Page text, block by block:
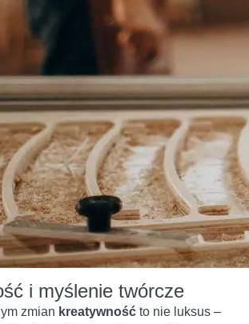
i myślenie twórcze
zmian kreatywność to nie luksus –